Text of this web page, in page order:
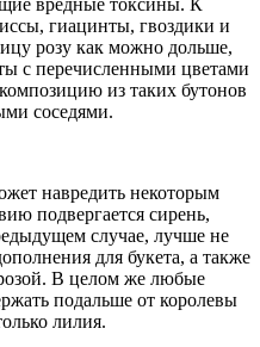
вредные токсины. К
гиацинты, гвоздики и
розу как можно дольше,
с перечисленными цветами
из таких бутонов
соседями.
навредить некоторым
подвергается сирень,
случае, лучше не
для букета, а также
В целом же любые
подальше от королевы
лилия.